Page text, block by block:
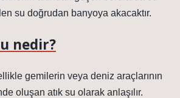
su doğrudan banyoya akacaktır.
nedir?
gemilerin veya deniz araçlarının
oluşan atık su olarak anlaşılır.